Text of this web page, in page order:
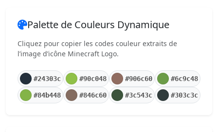
Palette de Couleurs Dynamique
Cliquez pour copier les codes couleur extraits de
l’image d’icône Minecraft Logo.
#24303c #90c048 #906c60 #6c9c48
#84b448 #846c60 #3c543c #303c3c